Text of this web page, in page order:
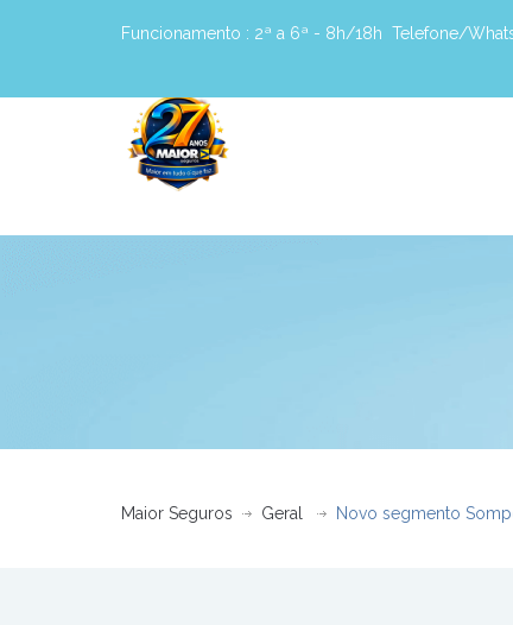
Funcionamento : 2ª a 6ª - 8h/18h Telefone/
Maior Seguros Geral Novo segmento